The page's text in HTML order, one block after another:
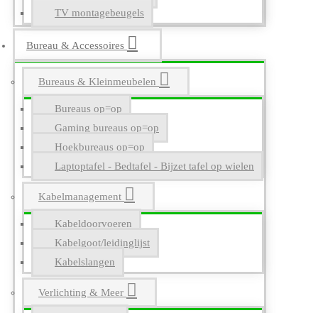
TV montagebeugels
Bureau & Accessoires
Bureaus & Kleinmeubelen
Bureaus op=op
Gaming bureaus op=op
Hoekbureaus op=op
Laptoptafel - Bedtafel - Bijzet tafel op wielen
Kabelmanagement
Kabeldoorvoeren
Kabelgoot/leidinglijst
Kabelslangen
Verlichting & Meer